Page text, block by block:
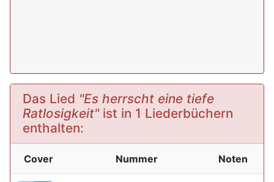
Das Lied "Es herrscht eine tiefe
Ratlosigkeit"ist in 1 Liederbüchern
enthalten:
Cover Nummer Noten